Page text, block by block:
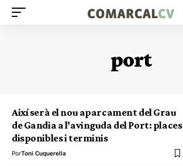
port
Així serà el nou aparcament del Grau
de Gandia a l’avinguda del Port: places
disponibles i terminis
PorToni Cuquerella